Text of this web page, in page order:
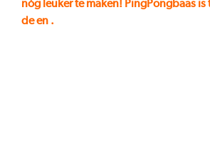
nóg leuker te maken! PingPongbaas
deen .